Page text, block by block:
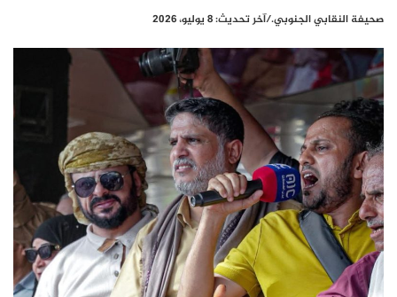
صحيفة النقابي الجنوبي./آخر تحديث: 8 يوليو، 2026